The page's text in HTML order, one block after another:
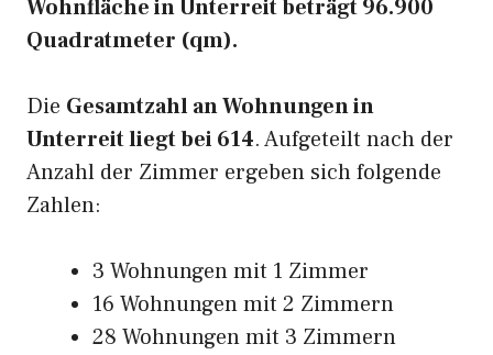
Wohnfläche in Unterreit beträgt 96.900
Quadratmeter (qm).
Die Gesamtzahl an Wohnungen in
Unterreit liegt bei 614. Aufgeteilt nach der
Anzahl der Zimmer ergeben sich folgende
Zahlen:
3 Wohnungen mit 1 Zimmer
16 Wohnungen mit 2 Zimmern
28 Wohnungen mit 3 Zimmern